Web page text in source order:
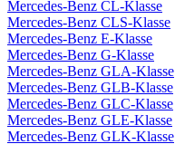
Mercedes-Benz CL-Klasse
Mercedes-Benz CLS-Klasse
Mercedes-Benz E-Klasse
Mercedes-Benz G-Klasse
Mercedes-Benz GLA-Klasse
Mercedes-Benz GLB-Klasse
Mercedes-Benz GLC-Klasse
Mercedes-Benz GLE-Klasse
Mercedes-Benz GLK-Klasse